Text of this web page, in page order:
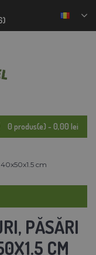
0 produs(e) - 0,00 lei
cm
PĂSĂRI
CM